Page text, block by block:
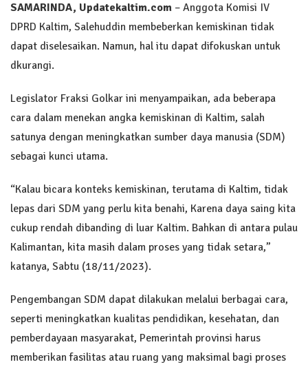
SAMARINDA, Updatekaltim.com – Anggota Komisi IV
DPRD Kaltim, Salehuddin membeberkan kemiskinan tidak
dapat diselesaikan. Namun, hal itu dapat difokuskan untuk
dkurangi.
Legislator Fraksi Golkar ini menyampaikan, ada beberapa
cara dalam menekan angka kemiskinan di Kaltim, salah
satunya dengan meningkatkan sumber daya manusia (SDM)
sebagai kunci utama.
“Kalau bicara konteks kemiskinan, terutama di Kaltim, tidak
lepas dari SDM yang perlu kita benahi, Karena daya saing kita
cukup rendah dibanding di luar Kaltim. Bahkan di antara pulau
Kalimantan, kita masih dalam proses yang tidak setara,”
katanya, Sabtu (18/11/2023).
Pengembangan SDM dapat dilakukan melalui berbagai cara,
seperti meningkatkan kualitas pendidikan, kesehatan, dan
pemberdayaan masyarakat, Pemerintah provinsi harus
memberikan fasilitas atau ruang yang maksimal bagi proses